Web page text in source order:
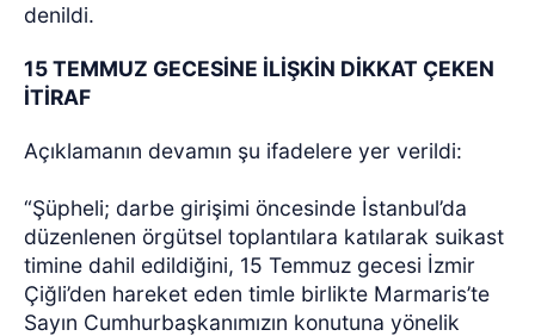
denildi.
15 TEMMUZ GECESİNE İLİŞKİN DİKKAT ÇEKEN
İTİRAF
Açıklamanın devamın şu ifadelere yer verildi:
“Şüpheli; darbe girişimi öncesinde İstanbul’da
düzenlenen örgütsel toplantılara katılarak suikast
timine dahil edildiğini, 15 Temmuz gecesi İzmir
Çiğli’den hareket eden timle birlikte Marmaris’te
Sayın Cumhurbaşkanımızın konutuna yönelik